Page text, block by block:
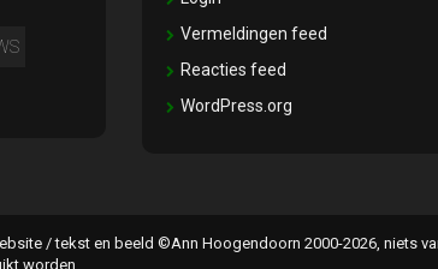
Vermeldingen feed
Reacties feed
WordPress.org
/ tekst en beeld ©Ann Hoogendoorn 2000-2026, niets
worden